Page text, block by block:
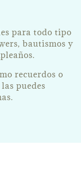
para todo tipo
bautismos y
recuerdos o
puedes